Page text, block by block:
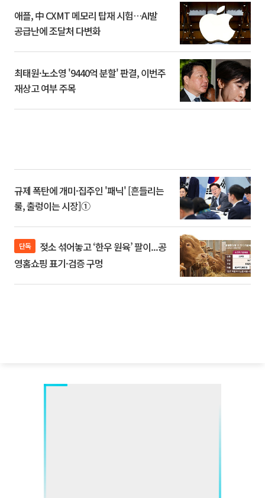
애플, 中 CXMT 메모리 탑재 시험…AI발
공급난에 조달처 다변화
최태원·노소영 '9440억 분할' 판결, 이번주
재상고 여부 주목
규제 폭탄에 개미·집주인 '패닉' [흔들리는
룰, 출렁이는 시장]①
단독
영홈쇼핑 표기·검증 구멍